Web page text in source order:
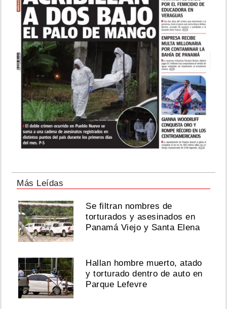
Más Leídas
Se filtran nombres de
torturados y asesinados en
Panamá Viejo y Santa Elena
Hallan hombre muerto, atado
y torturado dentro de auto en
Parque Lefevre